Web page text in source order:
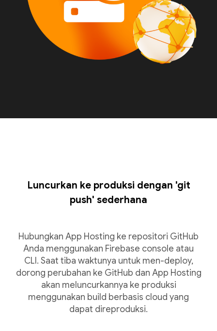
Luncurkan ke produksi dengan 'git
push' sederhana
Hubungkan App Hosting ke repositori GitHub
Anda menggunakan Firebase console atau
CLI. Saat tiba waktunya untuk men-deploy,
dorong perubahan ke GitHub dan App Hosting
akan meluncurkannya ke produksi
menggunakan build berbasis cloud yang
dapat direproduksi.